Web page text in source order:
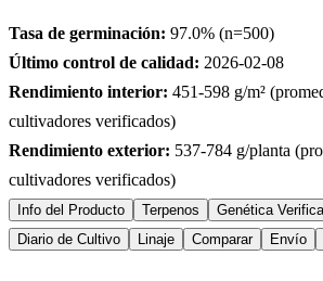
Tasa de germinación: 97.0% (n=500)
Último control de calidad: 2026-02-08
Rendimiento interior: 451-598 g/m²
cultivadores verificados)
Rendimiento exterior: 537-784 g/planta
cultivadores verificados)
Info del Producto Terpenos Genética
Diario de Cultivo
Linaje Comparar Envío